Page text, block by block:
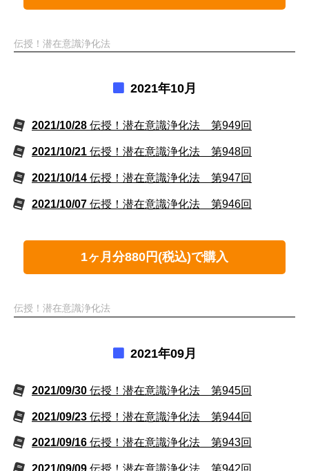
伝授！潜在意識浄化法
2021年10月
2021/10/28 伝授！潜在意識浄化法 第949回
2021/10/21 伝授！潜在意識浄化法 第948回
2021/10/14 伝授！潜在意識浄化法 第947回
2021/10/07 伝授！潜在意識浄化法 第946回
1ヶ月分880円(税込)で購入
伝授！潜在意識浄化法
2021年09月
2021/09/30 伝授！潜在意識浄化法 第945回
2021/09/23 伝授！潜在意識浄化法 第944回
2021/09/16 伝授！潜在意識浄化法 第943回